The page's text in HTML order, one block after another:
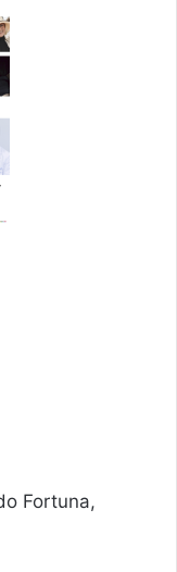
Fortuna,